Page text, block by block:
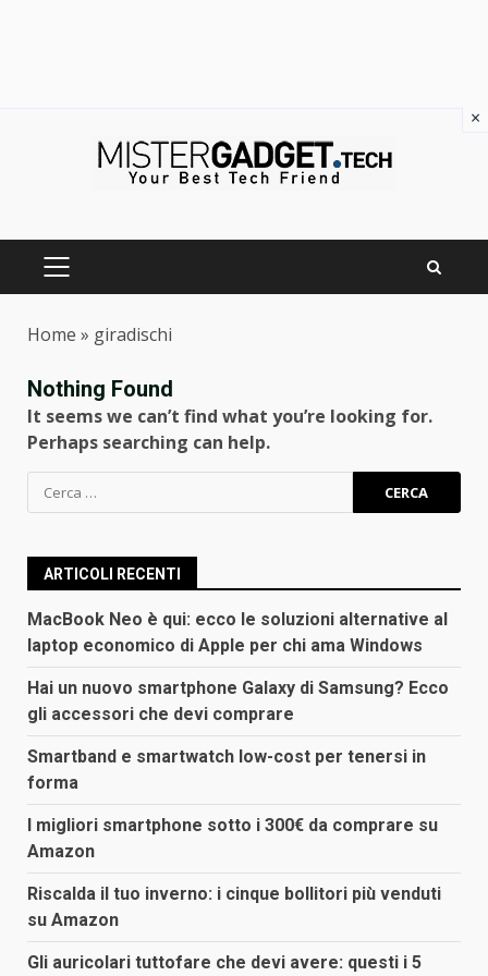
PRIMARY
Home » giradischi
Nothing Found
It seems we can’t find what you’re looking for.
Perhaps searching can help.
Ricerca
per:
ARTICOLI RECENTI
MacBook Neo è qui: ecco le soluzioni alternative al
laptop economico di Apple per chi ama Windows
Hai un nuovo smartphone Galaxy di Samsung? Ecco
gli accessori che devi comprare
Smartband e smartwatch low-cost per tenersi in
forma
I migliori smartphone sotto i 300€ da comprare su
Amazon
Riscalda il tuo inverno: i cinque bollitori più venduti
su Amazon
Gli auricolari tuttofare che devi avere: questi i 5
×